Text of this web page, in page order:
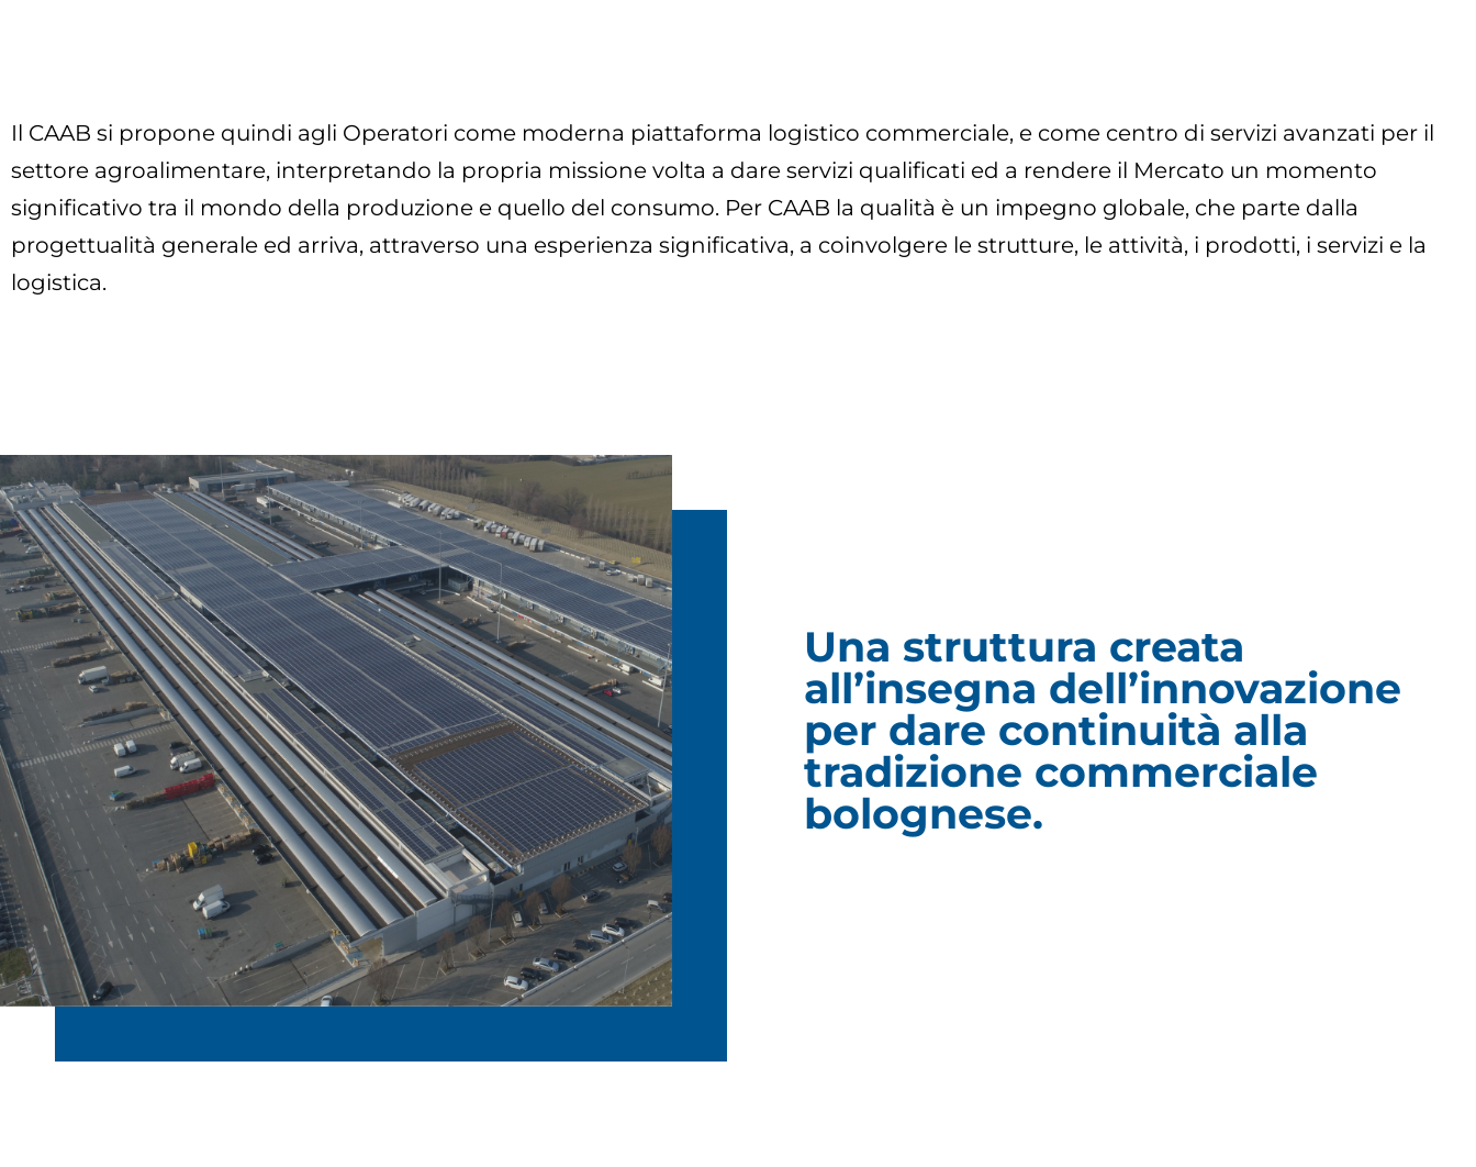
Il CAAB si propone quindi agli Operatori come moderna piattaforma logistico commerciale, e come centro di servizi avanzati per il
settore agroalimentare, interpretando la propria missione volta a dare servizi qualificati ed a rendere il Mercato un momento
significativo tra il mondo della produzione e quello del consumo. Per CAAB la qualità è un impegno globale, che parte dalla
progettualità generale ed arriva, attraverso una esperienza significativa, a coinvolgere le strutture, le attività, i prodotti, i servizi e la
logistica.
Una struttura creata
all’insegna dell’innovazione
per dare continuità alla
tradizione commerciale
bolognese.